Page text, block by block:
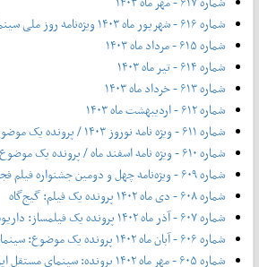
شماره ۶۱۶ - شهریور ماه ۱۴۰۳ ویژه‌نامه روز ملی سینما
شماره ۶۱۵ - مرداد ماه ۱۴۰۳
شماره ۶۱۴ - تیر ماه ۱۴۰۳
شماره ۶۱۳ - خرداد ماه ۱۴۰۳
شماره ۶۱۲ - اردیبهشت ماه ۱۴۰۳
شماره ۶۱۱ - ویژه نامه نوروز ۱۴۰۳ / پرونده یک موضوع: سینما و نفت
شماره ۶۱۰ - ویژه نامه اسفند ماه / پرونده یک موضوع: سینمای فلسطین
شماره ۶۰۹ - ویژه‌نامه چهل و دومین جشنواره فیلم فجر و چهل سالگی فارابی
شماره ۶۰۸ - دی ماه ۱۴۰۲ پرونده یک فیلم: گیج‌گاه
شماره ۶۰۷ - آذر ماه ۱۴۰۲ پرونده یک فیلمساز: داریوش مهرجویی
شماره ۶۰۶ - آبان ماه ۱۴۰۲ پرونده یک موضوع: سینمای کمدی در ایران
شماره ۶۰۵ - مهر ماه ۱۴۰۲ پرونده: سینمای مستقل ایران از نگاه منتقدان فیپرشی